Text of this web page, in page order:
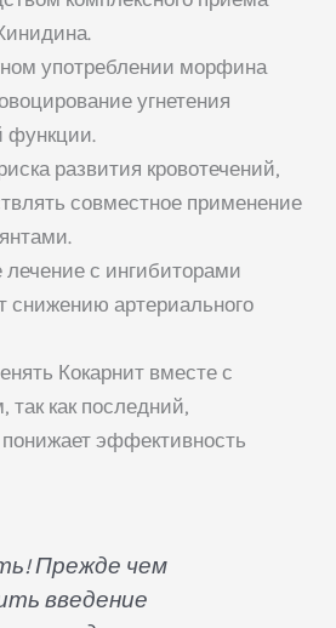
употреблении морфина
угнетения
функции.
развития кровотечений,
совместное применение
лечение с ингибиторами
снижению артериального
Кокарнит вместе с
так как последний,
эффективность
Прежде чем
введение